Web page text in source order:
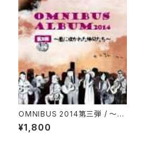
OMNIBUS 2014第三弾 / 〜風
に吹かれた仲間たち〜
¥1,800